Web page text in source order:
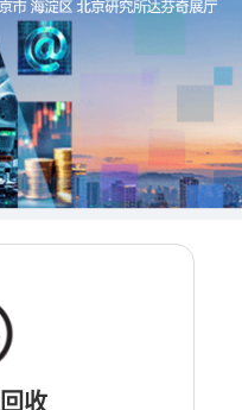
收